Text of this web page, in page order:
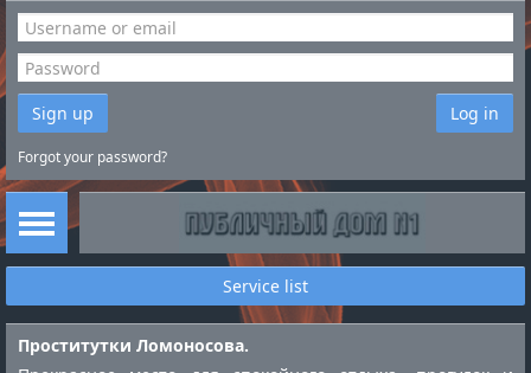
Sign up Log in
Forgot your password?
Service list
Проститутки Ломоносова.